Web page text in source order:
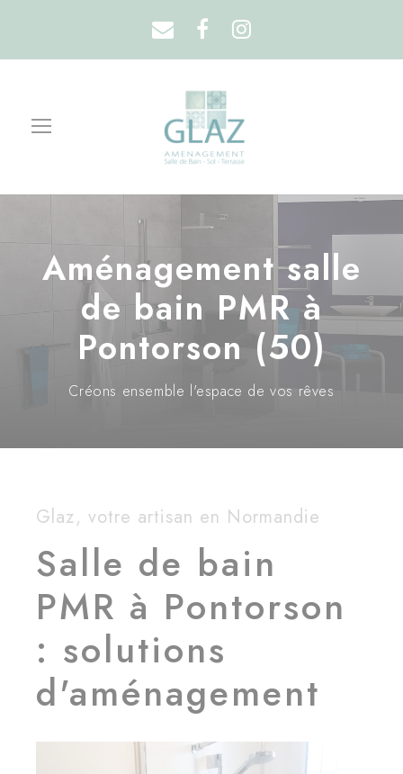
Aménagement salle
de bain PMR à
Pontorson (50)
Créons ensemble l'espace de vos rêves
Glaz, votre artisan en Normandie
Salle de bain
PMR à Pontorson
: solutions
d'aménagement